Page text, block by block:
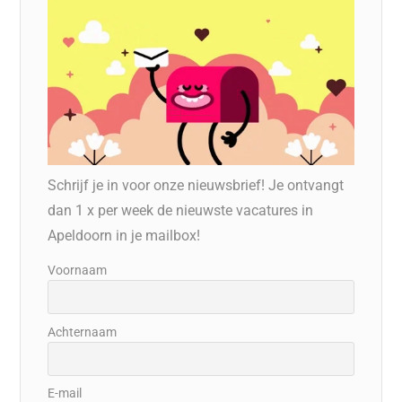
Schrijf je in voor onze nieuwsbrief! Je ontvangt
dan 1 x per week de nieuwste vacatures in
Apeldoorn in je mailbox!
Voornaam
Achternaam
E-mail